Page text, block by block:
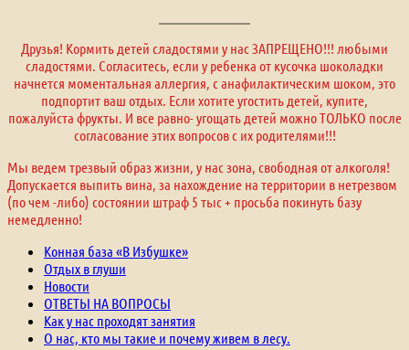
Друзья! Кормить детей сладостями у нас ЗАПРЕЩЕНО!!! любыми
сладостями. Согласитесь, если у ребенка от кусочка шоколадки
начнется моментальная аллергия, с анафилактическим шоком, это
подпортит ваш отдых. Если хотите угостить детей, купите,
пожалуйста фрукты. И все равно- угощать детей можно ТОЛЬКО после
согласование этих вопросов с их родителями!!!
Мы ведем трезвый образ жизни, у нас зона, свободная от алкоголя!
Допускается выпить вина, за нахождение на территории в нетрезвом
(по чем -либо) состоянии штраф 5 тыс + просьба покинуть базу
немедленно!
Конная база «В Избушке»
Отдых в глуши
Новости
ОТВЕТЫ НА ВОПРОСЫ
Как у нас проходят занятия
О нас, кто мы такие и почему живем в лесу.